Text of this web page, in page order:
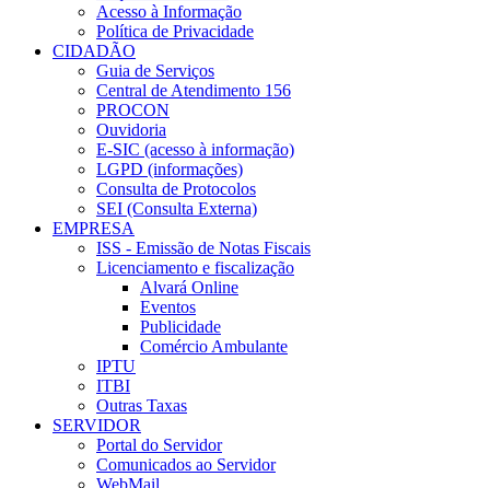
Acesso à Informação
Política de Privacidade
CIDADÃO
Guia de Serviços
Central de Atendimento 156
PROCON
Ouvidoria
E-SIC (acesso à informação)
LGPD (informações)
Consulta de Protocolos
SEI (Consulta Externa)
EMPRESA
ISS - Emissão de Notas Fiscais
Licenciamento e fiscalização
Alvará Online
Eventos
Publicidade
Comércio Ambulante
IPTU
ITBI
Outras Taxas
SERVIDOR
Portal do Servidor
Comunicados ao Servidor